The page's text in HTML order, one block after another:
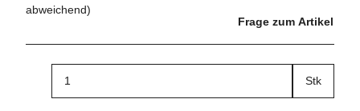
abweichend)
Frage zum Artikel
Stk